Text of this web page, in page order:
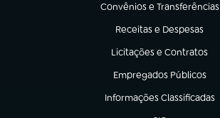
Convênios e Transferências
(abre em nova aba)
Receitas e Despesas
(abre em nova aba)
Licitações e Contratos
(abre em nova aba)
Empregados Públicos
(abre em nova aba)
Informações Classificadas
(abre em nova aba)